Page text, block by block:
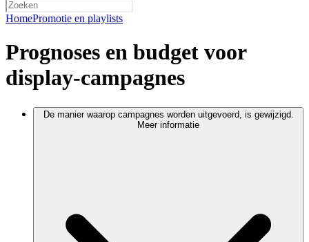
HomePromotie en playlists
Prognoses en budget voor
display-campagnes
De manier waarop campagnes worden uitgevoerd, is gewijzigd.
Meer informatie